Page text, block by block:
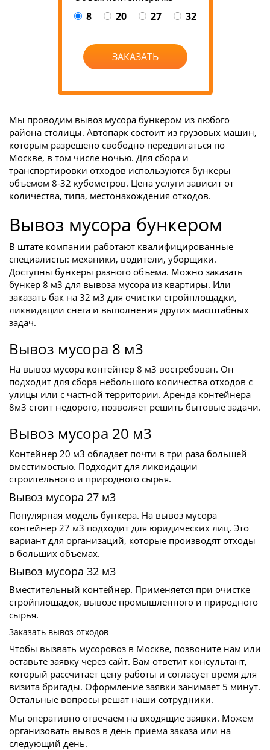
8 20 27 32
ЗАКАЗАТЬ
Мы проводим вывоз мусора бункером из любого
района столицы. Автопарк состоит из грузовых машин,
которым разрешено свободно передвигаться по
Москве, в том числе ночью. Для сбора и
транспортировки отходов используются бункеры
объемом 8-32 кубометров. Цена услуги зависит от
количества, типа, местонахождения отходов.
Вывоз мусора бункером
В штате компании работают квалифицированные
специалисты: механики, водители, уборщики.
Доступны бункеры разного объема. Можно заказать
бункер 8 м3 для вывоза мусора из квартиры. Или
заказать бак на 32 м3 для очистки стройплощадки,
ликвидации снега и выполнения других масштабных
задач.
Вывоз мусора 8 м3
На вывоз мусора контейнер 8 м3 востребован. Он
подходит для сбора небольшого количества отходов с
улицы или с частной территории. Аренда контейнера
8м3 стоит недорого, позволяет решить бытовые задачи.
Вывоз мусора 20 м3
Контейнер 20 м3 обладает почти в три раза большей
вместимостью. Подходит для ликвидации
строительного и природного сырья.
Вывоз мусора 27 м3
Популярная модель бункера. На вывоз мусора
контейнер 27 м3 подходит для юридических лиц. Это
вариант для организаций, которые производят отходы
в больших объемах.
Вывоз мусора 32 м3
Вместительный контейнер. Применяется при очистке
стройплощадок, вывозе промышленного и природного
сырья.
Заказать вывоз отходов
Чтобы вызвать мусоровоз в Москве, позвоните нам или
оставьте заявку через сайт. Вам ответит консультант,
который рассчитает цену работы и согласует время для
визита бригады. Оформление заявки занимает 5 минут.
Остальные вопросы решат наши сотрудники.
Мы оперативно отвечаем на входящие заявки. Можем
организовать вывоз в день приема заказа или на
следующий день.